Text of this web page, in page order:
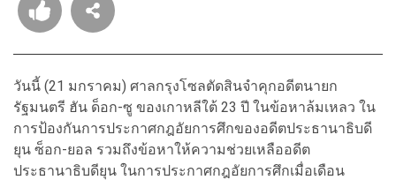
วันนี้ (21 มกราคม) ศาลกรุงโซลตัดสินจำคุกอดีตนายก
รัฐมนตรี ฮัน ด็อก-ซู ของเกาหลีใต้ 23 ปี ในข้อหาล้มเหลว ใน
การป้องกันการประกาศกฎอัยการศึกของอดีตประธานาธิบดี
ยุน ซ็อก-ยอล รวมถึงข้อหาให้ความช่วยเหลืออดีต
ประธานาธิบดียุน ในการประกาศกฎอัยการศึกเมื่อเดือน